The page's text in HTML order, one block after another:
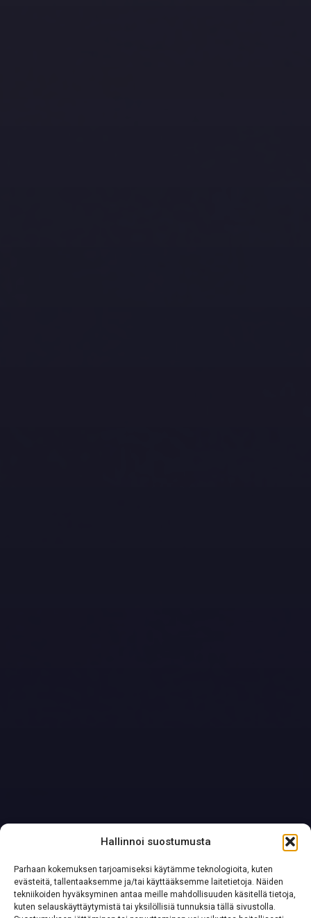
Hallinnoi suostumusta
Parhaan kokemuksen tarjoamiseksi käytämme teknologioita, kuten
evästeitä, tallentaaksemme ja/tai käyttääksemme laitetietoja. Näiden
tekniikoiden hyväksyminen antaa meille mahdollisuuden käsitellä tietoja,
kuten selauskäyttäytymistä tai yksilöllisiä tunnuksia tällä sivustolla.